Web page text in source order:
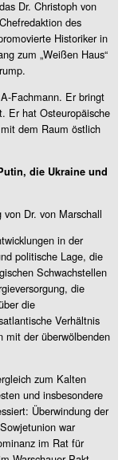
Dr. Christoph von
des
Historiker in
zum „Weißen Haus“
Fachmann. Er bringt
Er hat Osteuropäische
dem Raum östlich
die Ukraine und
Dr. von Marschall
in der
politische Lage, die
Schwachstellen
die
die
Verhältnis
mit der überwölbenden
zum Kalten
und insbesondere
Überwindung der
war
im Rat für